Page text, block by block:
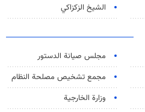
الشيخ الزكزاكي
مجلس صيانة الدستور
مجمع تشخيص مصلحة النظام
وزارة الخارجية